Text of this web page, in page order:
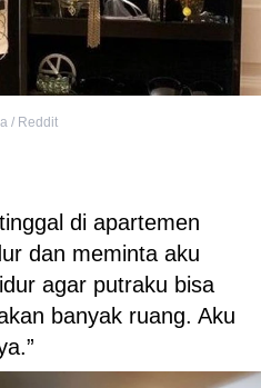
/ Reddit
di apartemen
dan meminta aku
agar putraku bisa
banyak ruang. Aku